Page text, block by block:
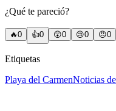
¿Qué te pareció?
🔥0 👍0 😲0 😢0 😠0
Etiquetas
Playa del CarmenNoticias